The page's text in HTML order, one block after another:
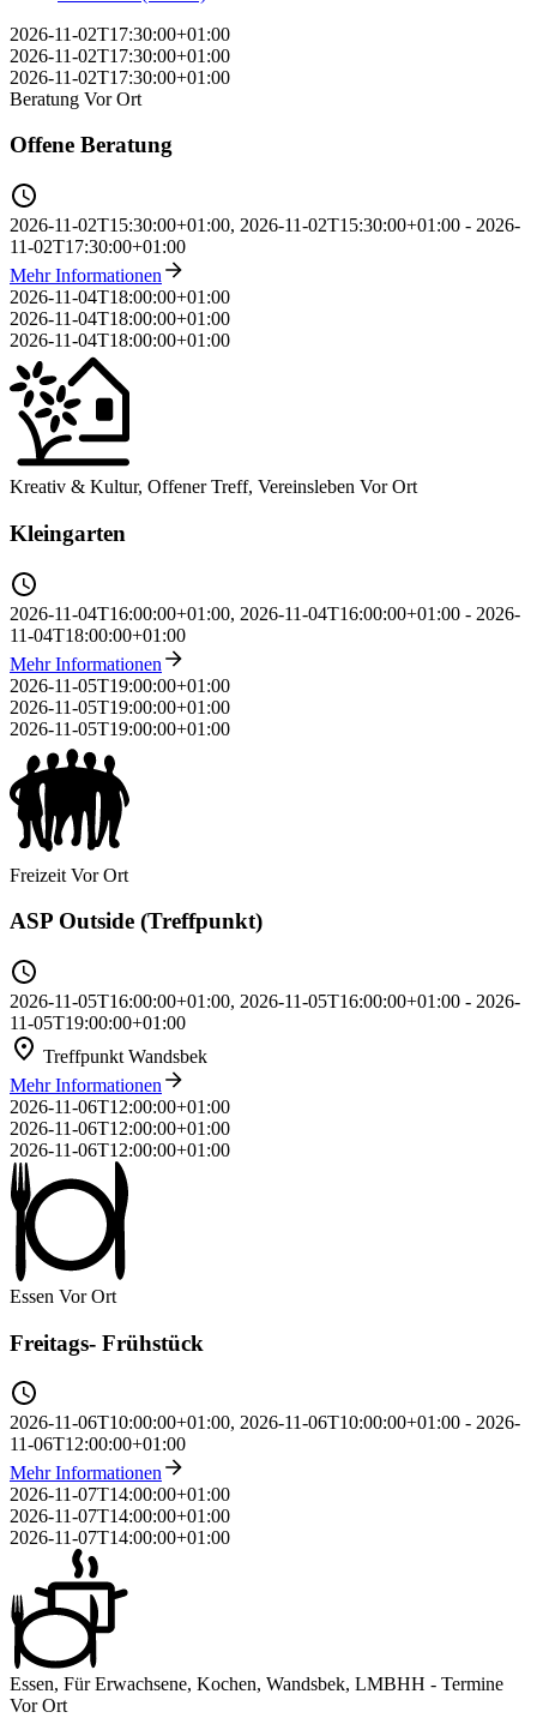
2026-11-02T17:30:00+01:00
2026-11-02T17:30:00+01:00
2026-11-02T17:30:00+01:00
Beratung Vor Ort
Offene Beratung
2026-11-02T15:30:00+01:00, 2026-11-02T15:30:00+01:00 - 2026-
11-02T17:30:00+01:00
Mehr Informationen
2026-11-04T18:00:00+01:00
2026-11-04T18:00:00+01:00
2026-11-04T18:00:00+01:00
Kreativ & Kultur, Offener Treff, Vereinsleben Vor Ort
Kleingarten
2026-11-04T16:00:00+01:00, 2026-11-04T16:00:00+01:00 - 2026-
11-04T18:00:00+01:00
Mehr Informationen
2026-11-05T19:00:00+01:00
2026-11-05T19:00:00+01:00
2026-11-05T19:00:00+01:00
Freizeit Vor Ort
ASP Outside (Treffpunkt)
2026-11-05T16:00:00+01:00, 2026-11-05T16:00:00+01:00 - 2026-
11-05T19:00:00+01:00
Treffpunkt Wandsbek
Mehr Informationen
2026-11-06T12:00:00+01:00
2026-11-06T12:00:00+01:00
2026-11-06T12:00:00+01:00
Essen Vor Ort
Freitags- Frühstück
2026-11-06T10:00:00+01:00, 2026-11-06T10:00:00+01:00 - 2026-
11-06T12:00:00+01:00
Mehr Informationen
2026-11-07T14:00:00+01:00
2026-11-07T14:00:00+01:00
2026-11-07T14:00:00+01:00
Essen, Für Erwachsene, Kochen, Wandsbek, LMBHH - Termine
Vor Ort